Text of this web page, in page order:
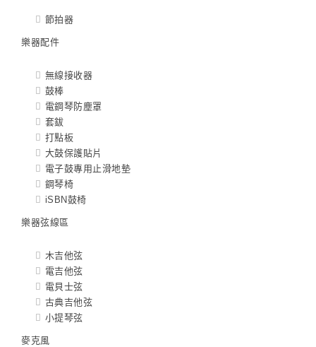
節拍器
樂器配件
無線接收器
鼓棒
電鋼琴防塵罩
套鈸
打點板
大鼓保護貼片
電子鼓專用止滑地墊
鋼琴椅
iSBN鼓椅
樂器弦線區
木吉他弦
電吉他弦
電貝士弦
古典吉他弦
小提琴弦
麥克風